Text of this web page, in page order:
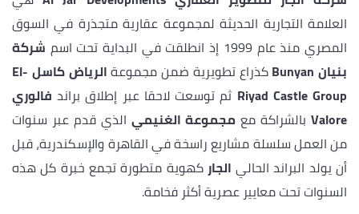
العلامة التجارية الحديثة لمجموعة عقارية متجذرة في السوق
المصري منذ عام 1999 إذ انطلقت في البداية تحت اسم
شركة
بنيان Bunyan
كذراع تطويرية ضمن مجموعة
الرياض كاسل El-
Riyad Castle Group ثم توسعت لاحقا عبر إطلاق براند فالوري
Valore بالشراكة مع مجموعة الغنيمي الذي قدم عبر سنوات
من العمل سلسلة مشاريع راسخة في القاهرة والإسكندرية، قبل
أن يولد البراند الحالي الجار كهوية متطورة تجمع خبرة كل هذه
السنوات تحت معايير عصرية أكثر فخامة.